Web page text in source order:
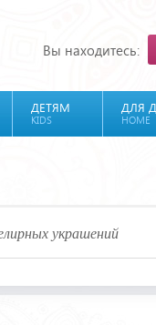
Вы находитесь:
ДЕТЯМ
KIDS
ДЛЯ
HOME
украшений